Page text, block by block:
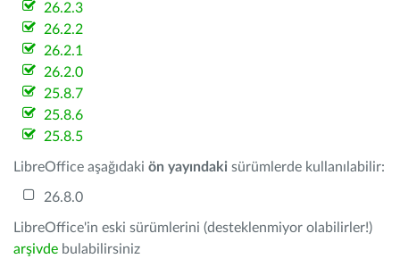
26.2.3
26.2.2
26.2.1
26.2.0
25.8.7
25.8.6
25.8.5
LibreOffice aşağıdaki ön yayındaki sürümlerde kullanılabilir:
26.8.0
LibreOffice'in eski sürümlerini (desteklenmiyor olabilirler!)
arşivde bulabilirsiniz